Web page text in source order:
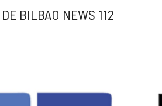
BILBAO NEWS 112